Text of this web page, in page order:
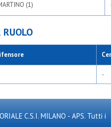
(1)
RUOLO
-
C.S.I. MILANO - APS. Tutti i